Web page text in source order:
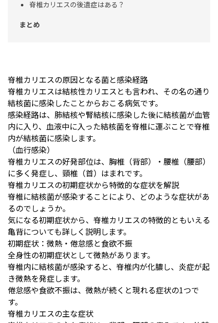
脊椎カリエスの後遺症はある？
まとめ
脊椎カリエスの原因となる菌と感染経路
脊椎カリエスは結核性カリエスとも言われ、その名の通り
結核菌に感染したことからおこる病気です。
感染経路は、肺結核や腎結核に感染した後に結核菌が血管
内に入り、血液中に入った結核菌を脊椎に運ぶことで脊椎
内が結核菌に感染します。
（血行感染）
脊椎カリエスの好発部位は、胸椎（背部）・腰椎（腰部）
に多く発症し、頸椎（首）はまれです。
脊椎カリエスの初期症状から特徴的な症状を解説
脊椎に結核菌が感染することにより、どのような症状があ
るのでしょうか。
気になる初期症状から、脊椎カリエスの特徴的ともいえる
亀背についても詳しく説明します。
初期症状：微熱・倦怠感と食欲不振
全身性の初期症状として微熱があります。
脊椎内に結核菌が感染すると、脊椎内が化膿し、炎症が起
き微熱を発症します。
倦怠感や食欲不振は、微熱が続くと現れる症状の1つで
す。
脊椎カリエスの主な症状